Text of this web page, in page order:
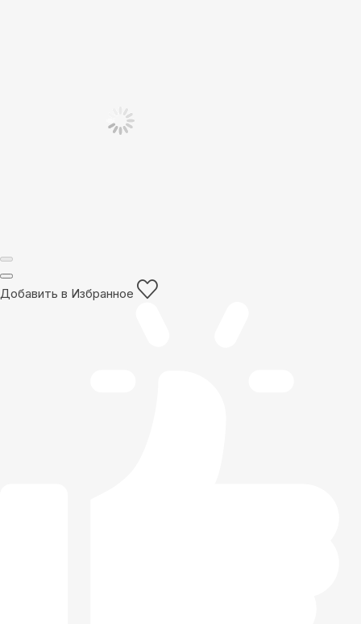
Добавить в Избранное